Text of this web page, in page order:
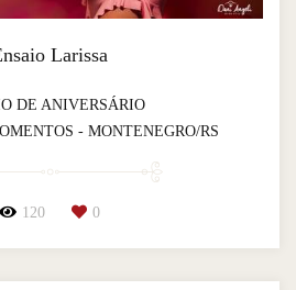
Larissa
DE ANIVERSÁRIO
- MONTENEGRO/RS
120 0